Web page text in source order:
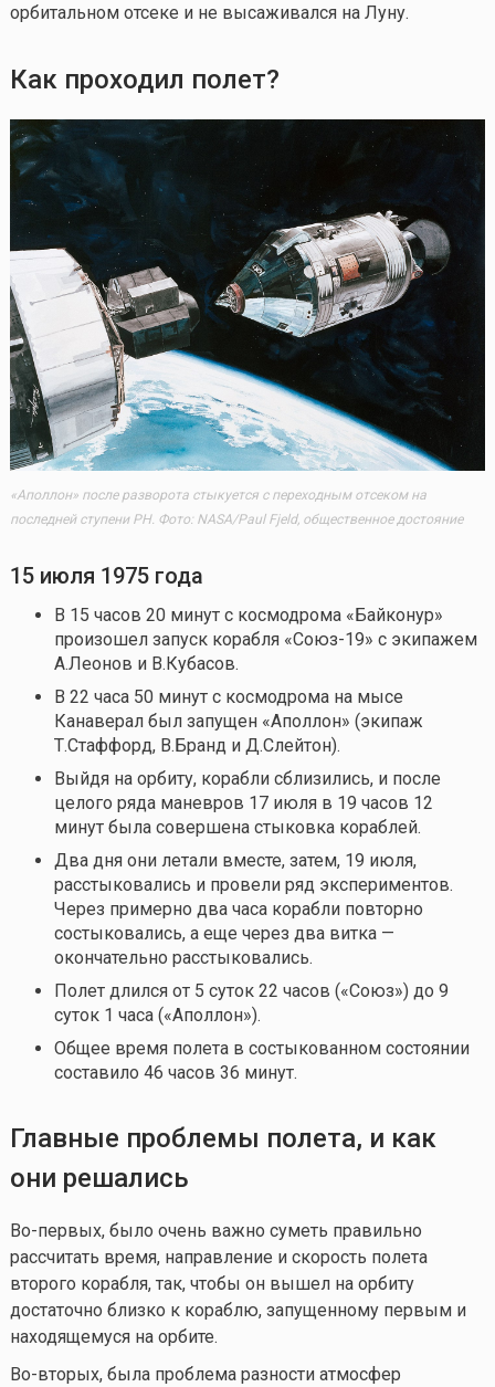
орбитальном отсеке и не высаживался на Луну.
Как проходил полет?
«Аполлон» после разворота стыкуется с переходным отсеком на
последней ступени РН. Фото: NASA/Paul Fjeld, общественное достояние
15 июля 1975 года
В 15 часов 20 минут с космодрома «Байконур»
произошел запуск корабля «Союз-19» с экипажем
А.Леонов и В.Кубасов.
В 22 часа 50 минут с космодрома на мысе
Канаверал был запущен «Аполлон» (экипаж
Т.Стаффорд, В.Бранд и Д.Слейтон).
Выйдя на орбиту, корабли сблизились, и после
целого ряда маневров 17 июля в 19 часов 12
минут была совершена стыковка кораблей.
Два дня они летали вместе, затем, 19 июля,
расстыковались и провели ряд экспериментов.
Через примерно два часа корабли повторно
состыковались, а еще через два витка —
окончательно расстыковались.
Полет длился от 5 суток 22 часов («Союз») до 9
суток 1 часа («Аполлон»).
Общее время полета в состыкованном состоянии
составило 46 часов 36 минут.
Главные проблемы полета, и как
они решались
Во-первых, было очень важно суметь правильно
рассчитать время, направление и скорость полета
второго корабля, так, чтобы он вышел на орбиту
достаточно близко к кораблю, запущенному первым и
находящемуся на орбите.
Во-вторых, была проблема разности атмосфер